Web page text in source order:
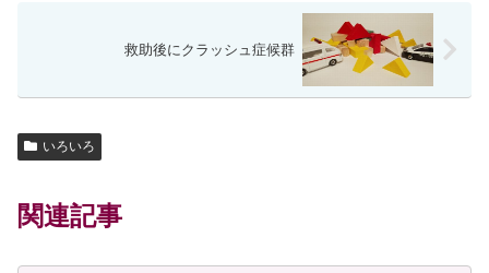
救助後にクラッシュ症候群
いろいろ
関連記事